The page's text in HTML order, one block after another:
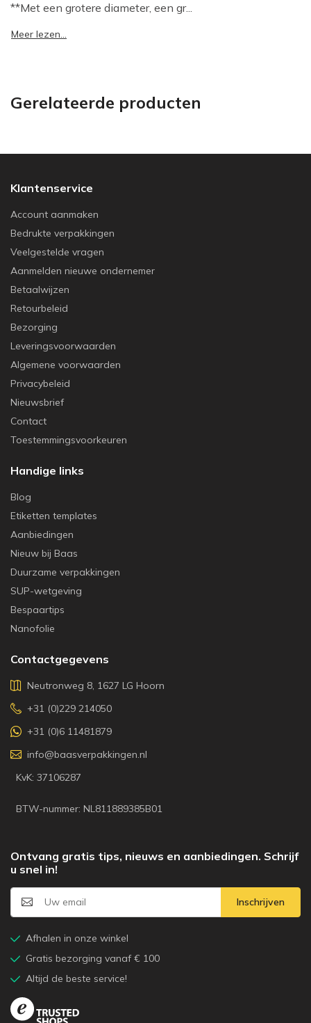
**Met een grotere diameter, een gr...
Meer lezen...
Gerelateerde producten
Klantenservice
Account aanmaken
Bedrukte verpakkingen
Veelgestelde vragen
Aanmelden nieuwe ondernemer
Betaalwijzen
Retourbeleid
Bezorging
Leveringsvoorwaarden
Algemene voorwaarden
Privacybeleid
Nieuwsbrief
Contact
Toestemmingsvoorkeuren
Handige links
Blog
Etiketten templates
Aanbiedingen
Nieuw bij Baas
Duurzame verpakkingen
SUP-wetgeving
Bespaartips
Nanofolie
Contactgegevens
Neutronweg 8, 1627 LG Hoorn
+31 (0)229 214050
+31 (0)6 11481879
info@baasverpakkingen.nl
KvK: 37106287
BTW-nummer: NL811889385B01
Ontvang gratis tips, nieuws en aanbiedingen. Schrijf
u snel in!
Inschrijven
Afhalen in onze winkel
Gratis bezorging vanaf € 100
Altijd de beste service!